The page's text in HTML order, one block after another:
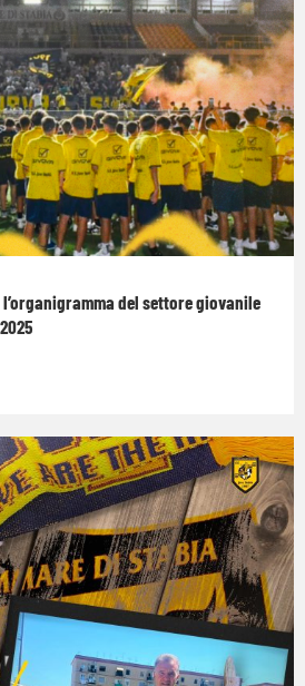
l’organigramma del settore giovanile